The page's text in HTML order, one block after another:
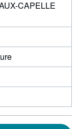
CAPELLE